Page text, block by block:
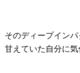
そのディープイン
甘えていた自分に気